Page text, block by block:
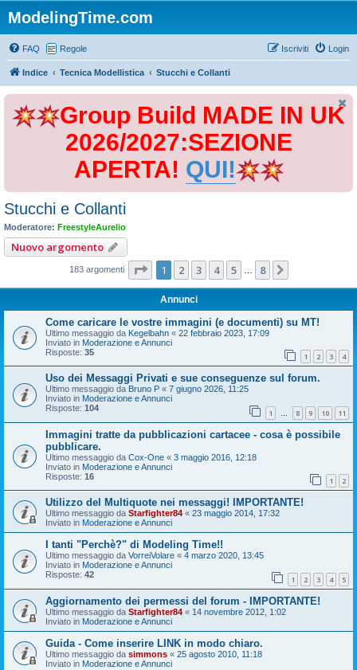
ModelingTime.com
FAQ Regole Login
Iscriviti
Indice Tecnica Modellistica Stucchi e Collanti
Group Build MADE IN UK
2026/2027:SEZIONE
APERTA! QUI!
Stucchi e Collanti
Moderatore: FreestyleAurelio
Nuovo argomento
183 argomenti Pagina di
1 2 3 4 5 8
Annunci
Come caricare le vostre immagini (e documenti) su MT!
Ultimo messaggio da Kegelbahn « 22 febbraio 2023, 17:09
Inviato in Moderazione e Annunci
Risposte: 35 1 2 3 4
Uso dei Messaggi Privati e sue conseguenze sul forum.
Ultimo messaggio da Bruno P « 7 giugno 2026, 11:25
Inviato in Moderazione e Annunci
Risposte: 104 1 … 8 9 10 11
Immagini tratte da pubblicazioni cartacee - cosa è possibile
pubblicare.
Ultimo messaggio da Cox-One « 3 maggio 2016, 12:18
Inviato in Moderazione e Annunci
Risposte: 16 1 2
Utilizzo del Multiquote nei messaggi! IMPORTANTE!
Ultimo messaggio da Starfighter84 « 23 maggio 2014, 17:32
Inviato in Moderazione e Annunci
I tanti "Perchè?" di Modeling Time!!
Ultimo messaggio da VorreiVolare « 4 marzo 2020, 13:45
Inviato in Moderazione e Annunci
Risposte: 42 1 2 3 4 5
Aggiornamento dei permessi del forum - IMPORTANTE!
Ultimo messaggio da Starfighter84 « 14 novembre 2012, 1:02
Inviato in Moderazione e Annunci
Guida - Come inserire LINK in modo chiaro.
Ultimo messaggio da simmons « 25 agosto 2010, 11:18
Inviato in Moderazione e Annunci